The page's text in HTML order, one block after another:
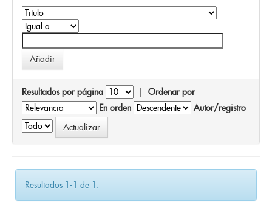
Resultados por página | Ordenar por
En orden
Autor/registro
Resultados 1-1 de 1.